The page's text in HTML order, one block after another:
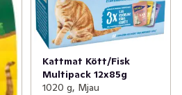
Kattmat Kött/Fisk
Multipack 12x85g
1020 g, Mjau